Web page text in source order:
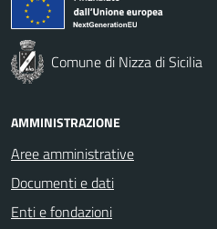
Comune di Nizza di Sicilia
AMMINISTRAZIONE
Aree amministrative
Documenti e dati
Enti e fondazioni